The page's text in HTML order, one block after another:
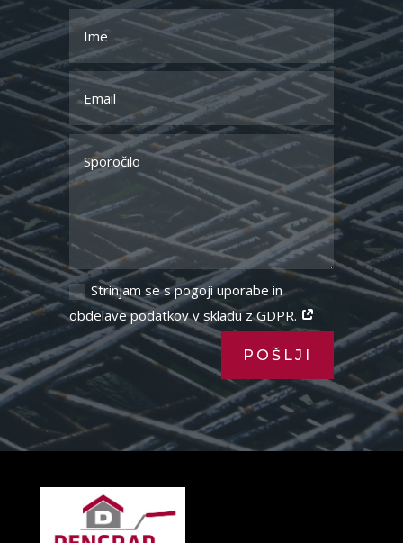
Strinjam se s pogoji uporabe in
obdelave podatkov v skladu z GDPR.
POŠLJI